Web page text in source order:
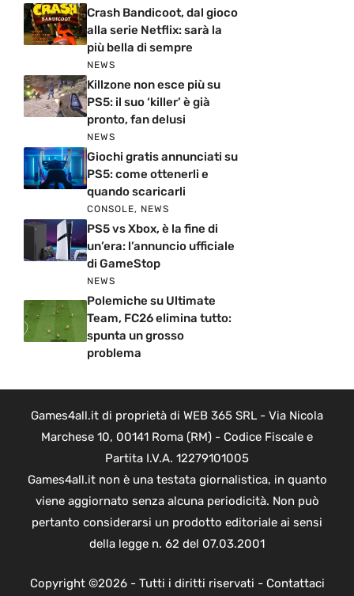
Crash Bandicoot, dal gioco
alla serie Netflix: sarà la
più bella di sempre
NEWS
Killzone non esce più su
PS5: il suo ‘killer’ è già
pronto, fan delusi
NEWS
Giochi gratis annunciati su
PS5: come ottenerli e
quando scaricarli
CONSOLE, NEWS
PS5 vs Xbox, è la fine di
un’era: l’annuncio ufficiale
di GameStop
NEWS
Polemiche su Ultimate
Team, FC26 elimina tutto:
spunta un grosso
problema
Games4all.it di proprietà di WEB 365 SRL - Via Nicola
Marchese 10, 00141 Roma (RM) - Codice Fiscale e
Partita I.V.A. 12279101005
Games4all.it non è una testata giornalistica, in quanto
viene aggiornato senza alcuna periodicità. Non può
pertanto considerarsi un prodotto editoriale ai sensi
della legge n. 62 del 07.03.2001
Copyright ©2026 - Tutti i diritti riservati - Contattaci